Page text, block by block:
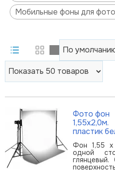
Мобильные фоны для
Фото фон
1,55х2,0м.
пластик
Фон 1,55
одной